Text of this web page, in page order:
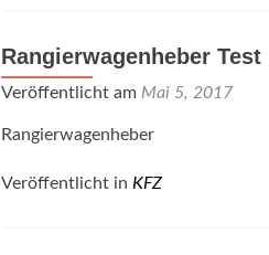
Rangierwagenheber Test
Veröffentlicht am Mai 5, 2017
Rangierwagenheber
Veröffentlicht in KFZ